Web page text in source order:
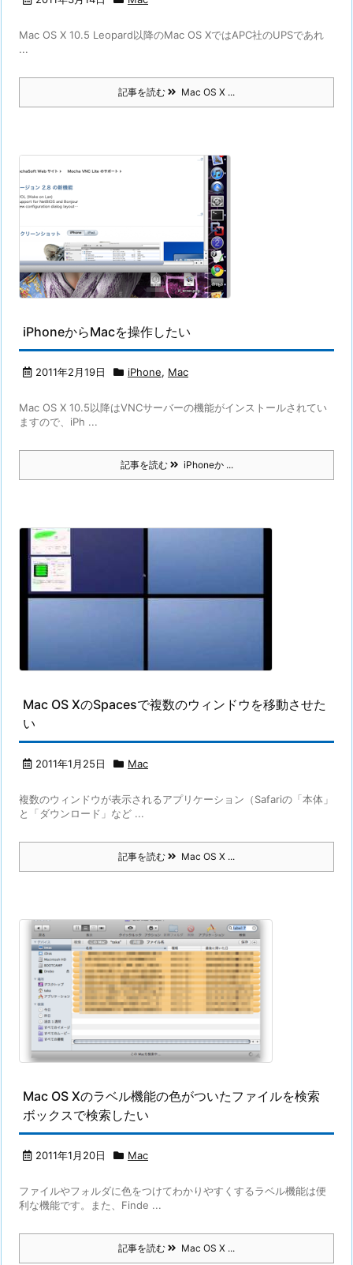
Mac OS X 10.5 Leopard以降のMac OS XではAPC社のUPSであれ
...
記事を読む Mac OS X ...
iPhoneからMacを操作したい
2011年2月19日 iPhone, Mac
Mac OS X 10.5以降はVNCサーバーの機能がインストールされてい
ますので、iPh ...
記事を読む iPhoneか ...
Mac OS XのSpacesで複数のウィンドウを移動させた
い
2011年1月25日 Mac
複数のウィンドウが表示されるアプリケーション（Safariの「本体」
と「ダウンロード」など ...
記事を読む Mac OS X ...
Mac OS Xのラベル機能の色がついたファイルを検索
ボックスで検索したい
2011年1月20日 Mac
ファイルやフォルダに色をつけてわかりやすくするラベル機能は便
利な機能です。また、Finde ...
記事を読む Mac OS X ...